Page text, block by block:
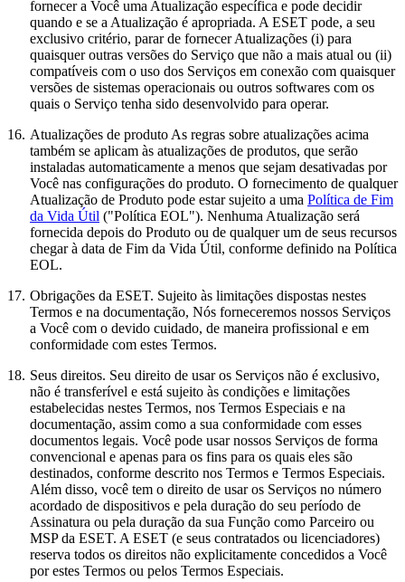
fornecer a Você uma Atualização específica e pode decidir
quando e se a Atualização é apropriada. A ESET pode, a seu
exclusivo critério, parar de fornecer Atualizações (i) para
quaisquer outras versões do Serviço que não a mais atual ou (ii)
compatíveis com o uso dos Serviços em conexão com quaisquer
versões de sistemas operacionais ou outros softwares com os
quais o Serviço tenha sido desenvolvido para operar.
16. Atualizações de produtoAs regras sobre atualizações acima
também se aplicam às atualizações de produtos, que serão
instaladas automaticamente a menos que sejam desativadas por
Você nas configurações do produto. O fornecimento de qualquer
Atualização de Produto pode estar sujeito a uma Política de Fim
da Vida Útil ("Política EOL"). Nenhuma Atualização será
fornecida depois do Produto ou de qualquer um de seus recursos
chegar à data de Fim da Vida Útil, conforme definido na Política
EOL.
17. Obrigações da ESET. Sujeito às limitações dispostas nestes
Termos e na documentação, Nós forneceremos nossos Serviços
a Você com o devido cuidado, de maneira profissional e em
conformidade com estes Termos.
18. Seus direitos. Seu direito de usar os Serviços não é exclusivo,
não é transferível e está sujeito às condições e limitações
estabelecidas nestes Termos, nos Termos Especiais e na
documentação, assim como a sua conformidade com esses
documentos legais. Você pode usar nossos Serviços de forma
convencional e apenas para os fins para os quais eles são
destinados, conforme descrito nos Termos e Termos Especiais.
Além disso, você tem o direito de usar os Serviços no número
acordado de dispositivos e pela duração do seu período de
Assinatura ou pela duração da sua Função como Parceiro ou
MSP da ESET. A ESET (e seus contratados ou licenciadores)
reserva todos os direitos não explicitamente concedidos a Você
por estes Termos ou pelos Termos Especiais.